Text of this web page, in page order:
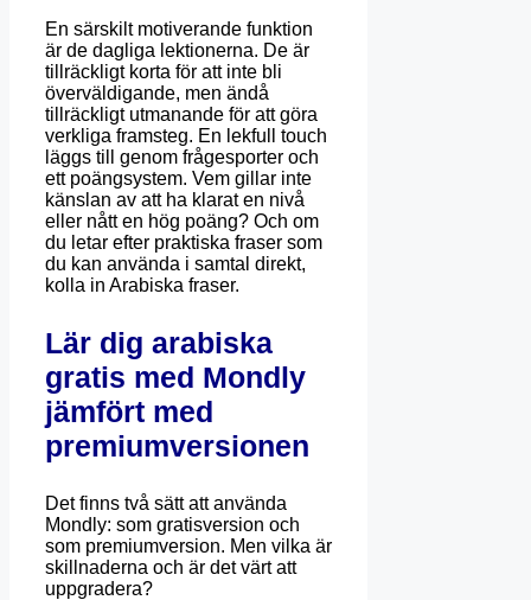
En särskilt motiverande funktion
är de dagliga lektionerna. De är
tillräckligt korta för att inte bli
överväldigande, men ändå
tillräckligt utmanande för att göra
verkliga framsteg. En lekfull touch
läggs till genom frågesporter och
ett poängsystem. Vem gillar inte
känslan av att ha klarat en nivå
eller nått en hög poäng? Och om
du letar efter praktiska fraser som
du kan använda i samtal direkt,
kolla in Arabiska fraser.
Lär dig arabiska
gratis med Mondly
jämfört med
premiumversionen
Det finns två sätt att använda
Mondly: som gratisversion och
som premiumversion. Men vilka är
skillnaderna och är det värt att
uppgradera?